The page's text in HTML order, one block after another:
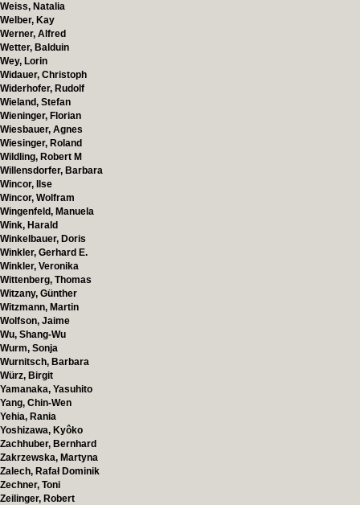
Weiss, Natalia
Welber, Kay
Werner, Alfred
Wetter, Balduin
Wey, Lorin
Widauer, Christoph
Widerhofer, Rudolf
Wieland, Stefan
Wieninger, Florian
Wiesbauer, Agnes
Wiesinger, Roland
Wildling, Robert M
Willensdorfer, Barbara
Wincor, Ilse
Wincor, Wolfram
Wingenfeld, Manuela
Wink, Harald
Winkelbauer, Doris
Winkler, Gerhard E.
Winkler, Veronika
Wittenberg, Thomas
Witzany, Günther
Witzmann, Martin
Wolfson, Jaime
Wu, Shang-Wu
Wurm, Sonja
Wurnitsch, Barbara
Würz, Birgit
Yamanaka, Yasuhito
Yang, Chin-Wen
Yehia, Rania
Yoshizawa, Kyôko
Zachhuber, Bernhard
Zakrzewska, Martyna
Zalech, Rafał Dominik
Zechner, Toni
Zeilinger, Robert